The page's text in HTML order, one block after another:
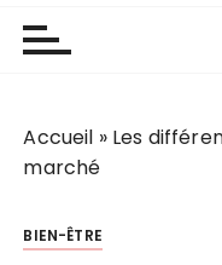
Accueil » Les
marché
BIEN-ÊTRE